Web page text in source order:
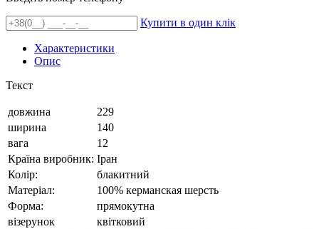
Купити в один клік
Характеристики
Опис
Текст
довжина
229
ширина
140
вага
12
Країна виробник: Іран
Колір:
блакитний
Матеріал:
100% керманская шерсть
Форма:
прямокутна
візерунок
квітковий